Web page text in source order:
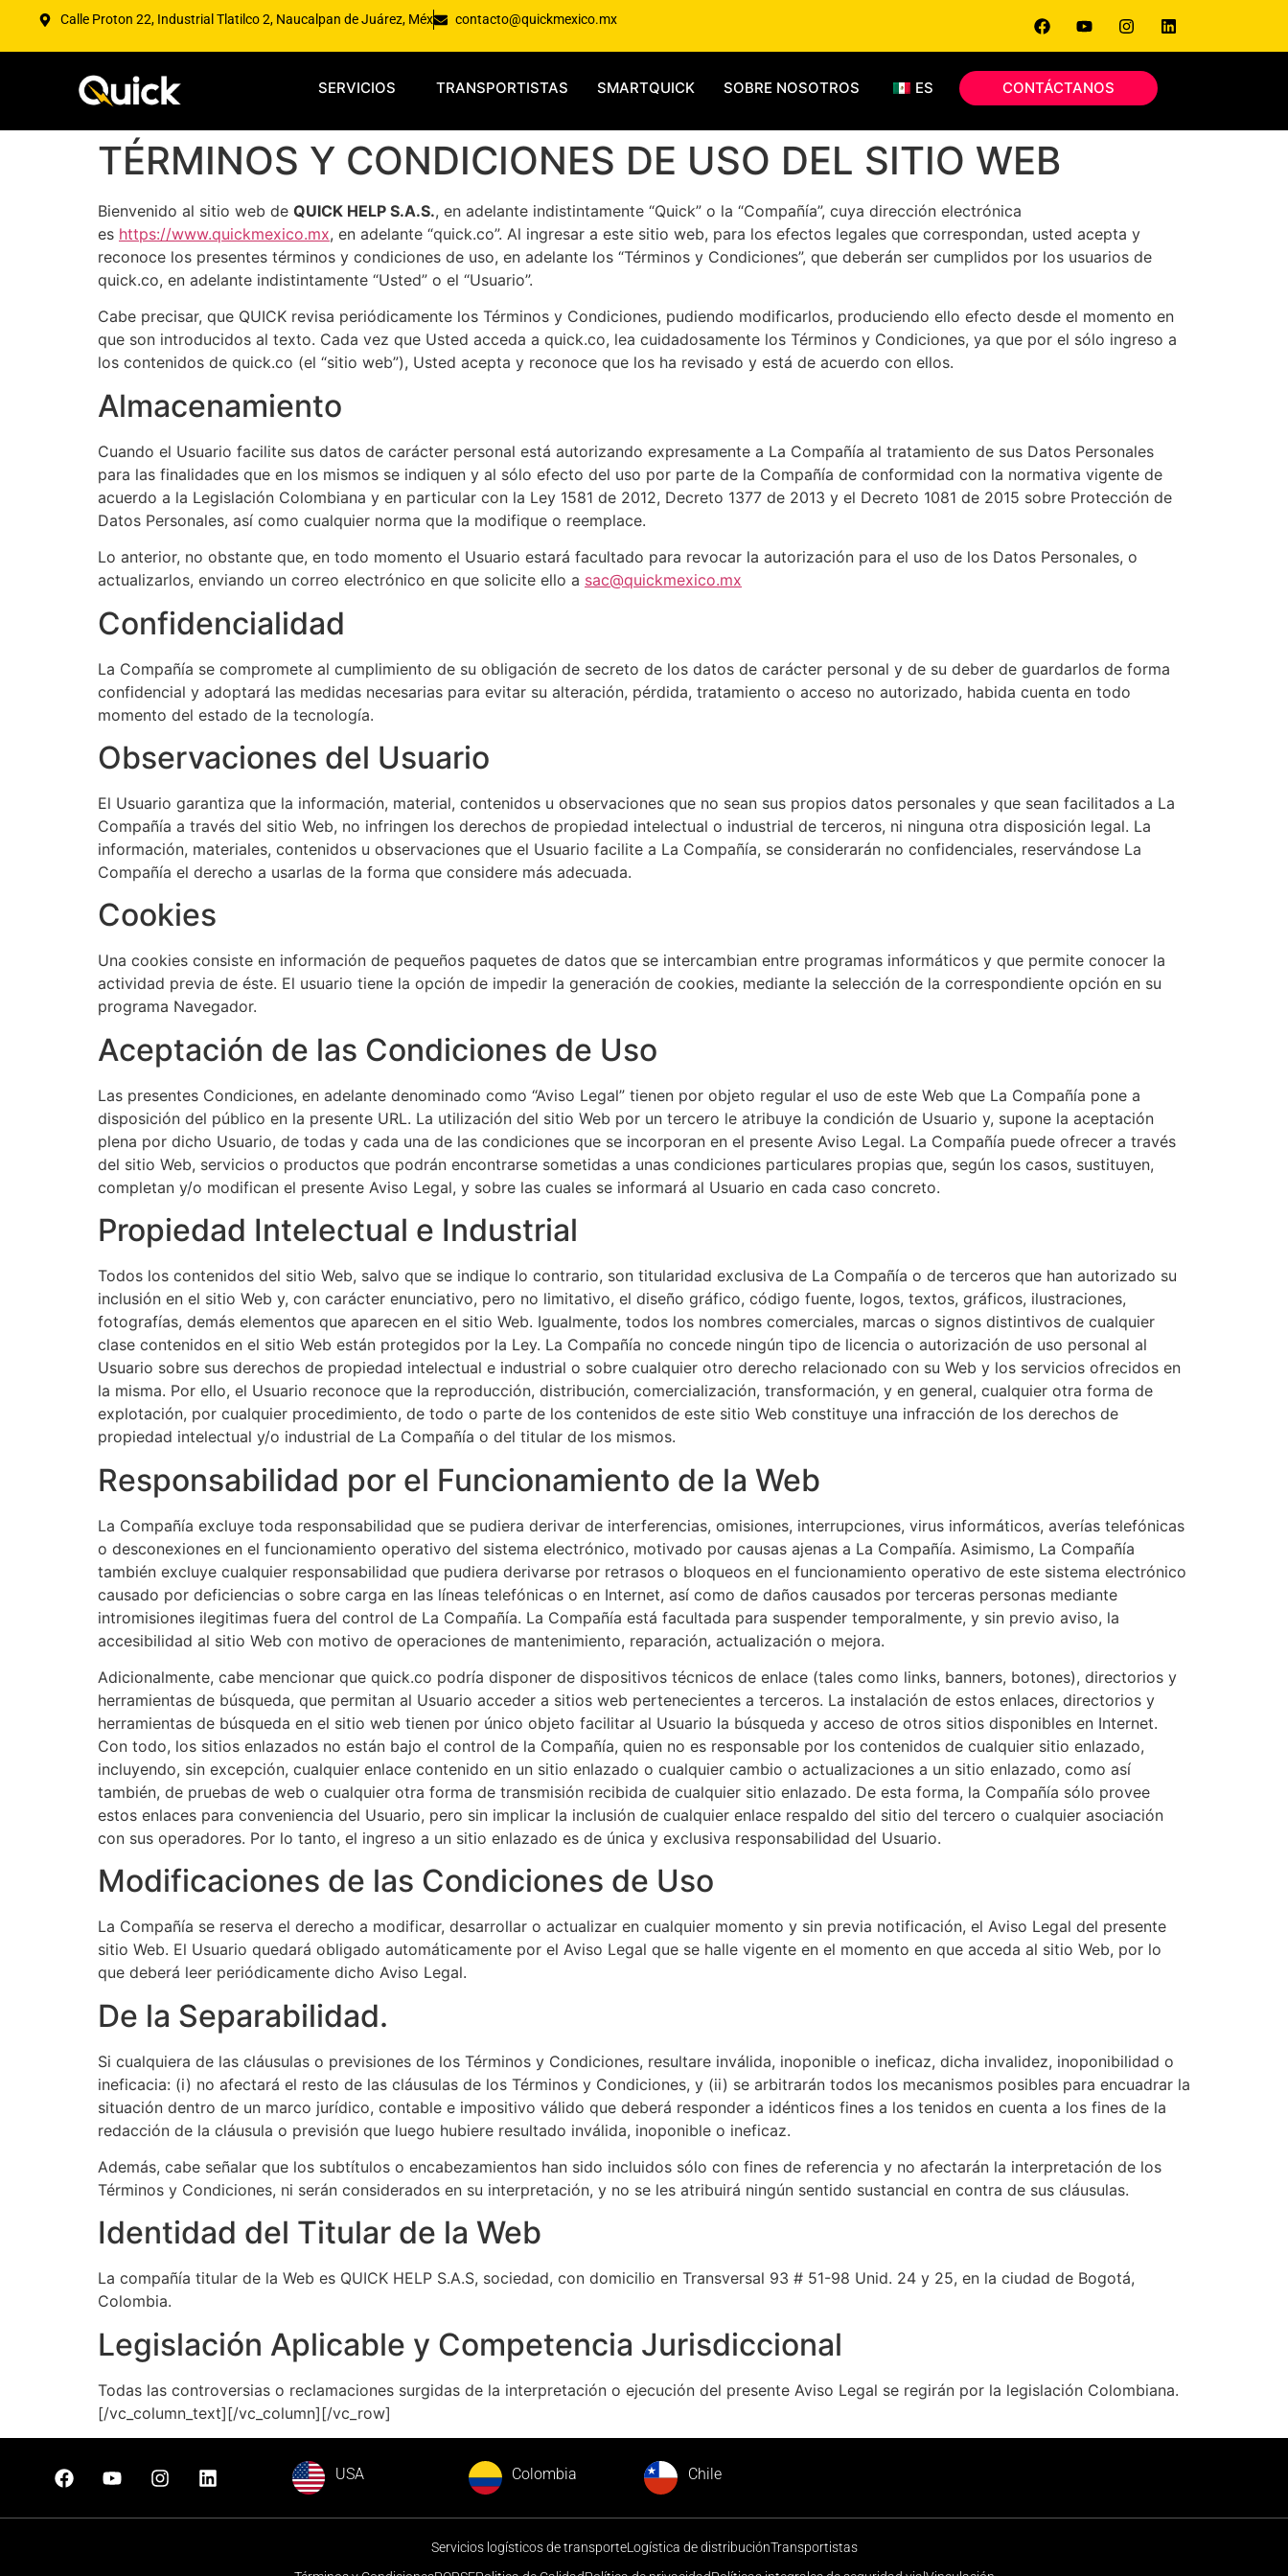
Calle Proton 22, Industrial Tlatilco 2, Naucalpan de Juárez, Méx contacto@quickmexico.mx
SERVICIOS TRANSPORTISTAS SMARTQUICK SOBRE NOSOTROS ES CONTÁCTANOS
TÉRMINOS Y CONDICIONES DE USO DEL SITIO WEB
Bienvenido al sitio web de QUICK HELP S.A.S., en adelante indistintamente “Quick” o la “Compañía”, cuya dirección electrónica
es https://www.quickmexico.mx, en adelante “quick.co”. Al ingresar a este sitio web, para los efectos legales que correspondan, usted acepta y
reconoce los presentes términos y condiciones de uso, en adelante los “Términos y Condiciones”, que deberán ser cumplidos por los usuarios de
quick.co, en adelante indistintamente “Usted” o el “Usuario”.
Cabe precisar, que QUICK revisa periódicamente los Términos y Condiciones, pudiendo modificarlos, produciendo ello efecto desde el momento en
que son introducidos al texto. Cada vez que Usted acceda a quick.co, lea cuidadosamente los Términos y Condiciones, ya que por el sólo ingreso a
los contenidos de quick.co (el “sitio web”), Usted acepta y reconoce que los ha revisado y está de acuerdo con ellos.
Almacenamiento
Cuando el Usuario facilite sus datos de carácter personal está autorizando expresamente a La Compañía al tratamiento de sus Datos Personales
para las finalidades que en los mismos se indiquen y al sólo efecto del uso por parte de la Compañía de conformidad con la normativa vigente de
acuerdo a la Legislación Colombiana y en particular con la Ley 1581 de 2012, Decreto 1377 de 2013 y el Decreto 1081 de 2015 sobre Protección de
Datos Personales, así como cualquier norma que la modifique o reemplace.
Lo anterior, no obstante que, en todo momento el Usuario estará facultado para revocar la autorización para el uso de los Datos Personales, o
actualizarlos, enviando un correo electrónico en que solicite ello a sac@quickmexico.mx
Confidencialidad
La Compañía se compromete al cumplimiento de su obligación de secreto de los datos de carácter personal y de su deber de guardarlos de forma
confidencial y adoptará las medidas necesarias para evitar su alteración, pérdida, tratamiento o acceso no autorizado, habida cuenta en todo
momento del estado de la tecnología.
Observaciones del Usuario
El Usuario garantiza que la información, material, contenidos u observaciones que no sean sus propios datos personales y que sean facilitados a La
Compañía a través del sitio Web, no infringen los derechos de propiedad intelectual o industrial de terceros, ni ninguna otra disposición legal. La
información, materiales, contenidos u observaciones que el Usuario facilite a La Compañía, se considerarán no confidenciales, reservándose La
Compañía el derecho a usarlas de la forma que considere más adecuada.
Cookies
Una cookies consiste en información de pequeños paquetes de datos que se intercambian entre programas informáticos y que permite conocer la
actividad previa de éste. El usuario tiene la opción de impedir la generación de cookies, mediante la selección de la correspondiente opción en su
programa Navegador.
Aceptación de las Condiciones de Uso
Las presentes Condiciones, en adelante denominado como “Aviso Legal” tienen por objeto regular el uso de este Web que La Compañía pone a
disposición del público en la presente URL. La utilización del sitio Web por un tercero le atribuye la condición de Usuario y, supone la aceptación
plena por dicho Usuario, de todas y cada una de las condiciones que se incorporan en el presente Aviso Legal. La Compañía puede ofrecer a través
del sitio Web, servicios o productos que podrán encontrarse sometidas a unas condiciones particulares propias que, según los casos, sustituyen,
completan y/o modifican el presente Aviso Legal, y sobre las cuales se informará al Usuario en cada caso concreto.
Propiedad Intelectual e Industrial
Todos los contenidos del sitio Web, salvo que se indique lo contrario, son titularidad exclusiva de La Compañía o de terceros que han autorizado su
inclusión en el sitio Web y, con carácter enunciativo, pero no limitativo, el diseño gráfico, código fuente, logos, textos, gráficos, ilustraciones,
fotografías, demás elementos que aparecen en el sitio Web. Igualmente, todos los nombres comerciales, marcas o signos distintivos de cualquier
clase contenidos en el sitio Web están protegidos por la Ley. La Compañía no concede ningún tipo de licencia o autorización de uso personal al
Usuario sobre sus derechos de propiedad intelectual e industrial o sobre cualquier otro derecho relacionado con su Web y los servicios ofrecidos en
la misma. Por ello, el Usuario reconoce que la reproducción, distribución, comercialización, transformación, y en general, cualquier otra forma de
explotación, por cualquier procedimiento, de todo o parte de los contenidos de este sitio Web constituye una infracción de los derechos de
propiedad intelectual y/o industrial de La Compañía o del titular de los mismos.
Responsabilidad por el Funcionamiento de la Web
La Compañía excluye toda responsabilidad que se pudiera derivar de interferencias, omisiones, interrupciones, virus informáticos, averías telefónicas
o desconexiones en el funcionamiento operativo del sistema electrónico, motivado por causas ajenas a La Compañía. Asimismo, La Compañía
también excluye cualquier responsabilidad que pudiera derivarse por retrasos o bloqueos en el funcionamiento operativo de este sistema electrónico
causado por deficiencias o sobre carga en las líneas telefónicas o en Internet, así como de daños causados por terceras personas mediante
intromisiones ilegitimas fuera del control de La Compañía. La Compañía está facultada para suspender temporalmente, y sin previo aviso, la
accesibilidad al sitio Web con motivo de operaciones de mantenimiento, reparación, actualización o mejora.
Adicionalmente, cabe mencionar que quick.co podría disponer de dispositivos técnicos de enlace (tales como links, banners, botones), directorios y
herramientas de búsqueda, que permitan al Usuario acceder a sitios web pertenecientes a terceros. La instalación de estos enlaces, directorios y
herramientas de búsqueda en el sitio web tienen por único objeto facilitar al Usuario la búsqueda y acceso de otros sitios disponibles en Internet.
Con todo, los sitios enlazados no están bajo el control de la Compañía, quien no es responsable por los contenidos de cualquier sitio enlazado,
incluyendo, sin excepción, cualquier enlace contenido en un sitio enlazado o cualquier cambio o actualizaciones a un sitio enlazado, como así
también, de pruebas de web o cualquier otra forma de transmisión recibida de cualquier sitio enlazado. De esta forma, la Compañía sólo provee
estos enlaces para conveniencia del Usuario, pero sin implicar la inclusión de cualquier enlace respaldo del sitio del tercero o cualquier asociación
con sus operadores. Por lo tanto, el ingreso a un sitio enlazado es de única y exclusiva responsabilidad del Usuario.
Modificaciones de las Condiciones de Uso
La Compañía se reserva el derecho a modificar, desarrollar o actualizar en cualquier momento y sin previa notificación, el Aviso Legal del presente
sitio Web. El Usuario quedará obligado automáticamente por el Aviso Legal que se halle vigente en el momento en que acceda al sitio Web, por lo
que deberá leer periódicamente dicho Aviso Legal.
De la Separabilidad.
Si cualquiera de las cláusulas o previsiones de los Términos y Condiciones, resultare inválida, inoponible o ineficaz, dicha invalidez, inoponibilidad o
ineficacia: (i) no afectará el resto de las cláusulas de los Términos y Condiciones, y (ii) se arbitrarán todos los mecanismos posibles para encuadrar la
situación dentro de un marco jurídico, contable e impositivo válido que deberá responder a idénticos fines a los tenidos en cuenta a los fines de la
redacción de la cláusula o previsión que luego hubiere resultado inválida, inoponible o ineficaz.
Además, cabe señalar que los subtítulos o encabezamientos han sido incluidos sólo con fines de referencia y no afectarán la interpretación de los
Términos y Condiciones, ni serán considerados en su interpretación, y no se les atribuirá ningún sentido sustancial en contra de sus cláusulas.
Identidad del Titular de la Web
La compañía titular de la Web es QUICK HELP S.A.S, sociedad, con domicilio en Transversal 93 # 51-98 Unid. 24 y 25, en la ciudad de Bogotá,
Colombia.
Legislación Aplicable y Competencia Jurisdiccional
Todas las controversias o reclamaciones surgidas de la interpretación o ejecución del presente Aviso Legal se regirán por la legislación Colombiana.
[/vc_column_text][/vc_column][/vc_row]
USA Colombia Chile
Servicios logísticos de transporteLogística de distribuciónTransportistas